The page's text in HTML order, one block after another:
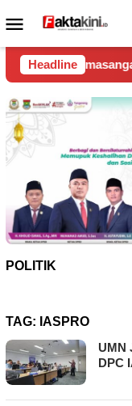
ke
Menu
Mobile
Headline
Wifi di
POLITIK
TAG: IASPRO
UMN
DPC